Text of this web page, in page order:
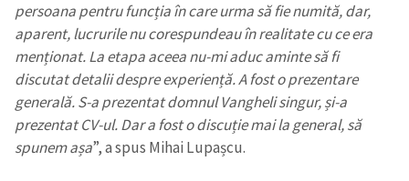
persoana pentru funcția în care urma să fie numită, dar,
aparent, lucrurile nu corespundeau în realitate cu ce era
menționat. La etapa aceea nu-mi aduc aminte să fi
discutat detalii despre experiență. A fost o prezentare
generală. S-a prezentat domnul Vangheli singur, și-a
prezentat CV-ul. Dar a fost o discuție mai la general, să
spunem așa”, a spus Mihai Lupașcu.